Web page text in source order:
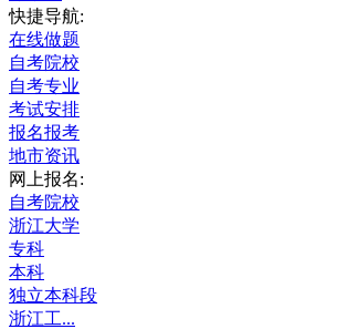
快捷导航:
在线做题
自考院校
自考专业
考试安排
报名报考
地市资讯
网上报名:
自考院校
浙江大学
专科
本科
独立本科段
浙江工...